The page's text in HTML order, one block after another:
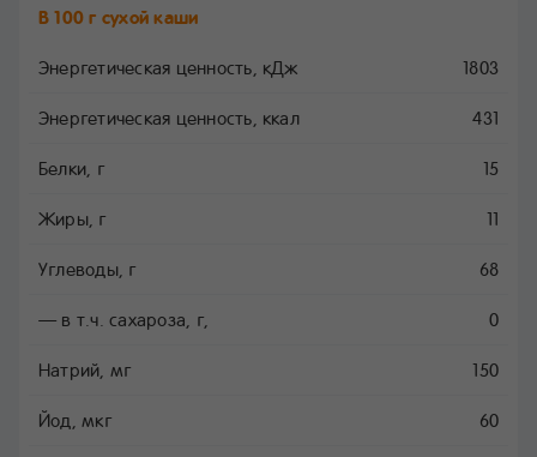
В 100 г сухой каши
Энергетическая ценность, кДж 1803
Энергетическая ценность, ккал 431
Белки, г 15
Жиры, г 11
Углеводы, г 68
— в т.ч. сахароза, г, 0
Натрий, мг 150
Йод, мкг 60